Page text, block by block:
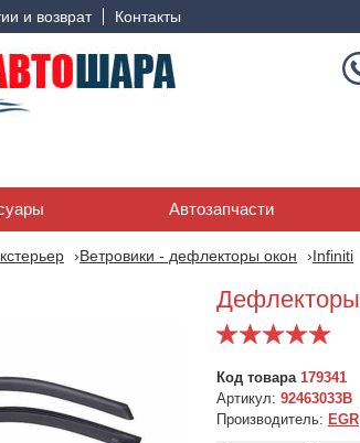
и возврат Контакты
Автозапчасти
Ветровики - дефлекторы окон Infiniti
Дефлекторы
Код товара 179341
Артикул: 92463033B
Производитель: EGR